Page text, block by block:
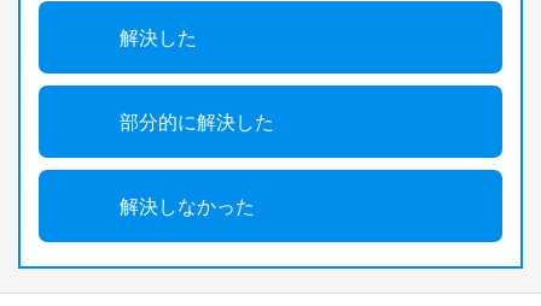
解決した
部分的に解決した
解決しなかった